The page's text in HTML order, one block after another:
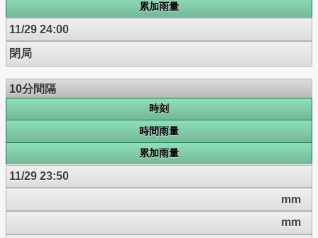
累加雨量
11/29 24:00
閉局
10分間隔
時刻
時間雨量
累加雨量
11/29 23:50
mm
mm